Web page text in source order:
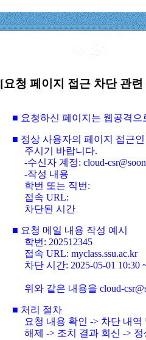
[요청 페이지 접근 차단 관
■ 요청하신 페이지는 웹공격
■ 정상 사용자의 페이지 접근
주시기 바랍니다.
-수신자 계정: cloud-
-작성 내용
학번 또는 직번:
접속 URL:
차단된 시간
■ 요청 메일 내용 작성 예시
학번: 202512345
접속 URL: myclass.ssu.ac.kr
차단 시간: 2025-05-01 10:30
위와 같은 내용을 cloud-
■ 처리 절차
요청 내용 확인 -> 차단 내
해제 -> 조치 결과 회신 ->